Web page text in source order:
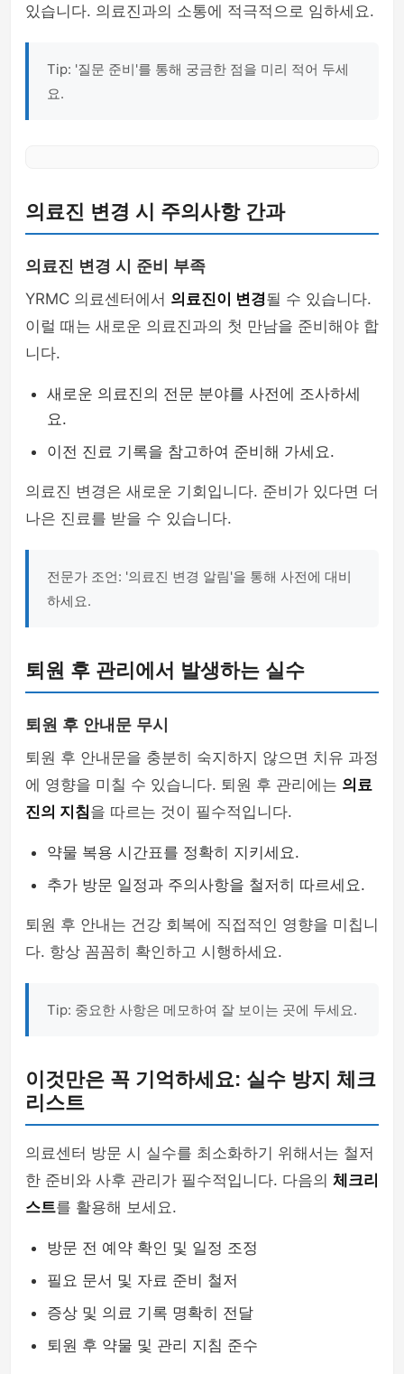
있습니다. 의료진과의 소통에 적극적으로 임하세요.
Tip: '질문 준비'를 통해 궁금한 점을 미리 적어 두세
요.
의료진 변경 시 주의사항 간과
의료진 변경 시 준비 부족
YRMC 의료센터에서 의료진이 변경될 수 있습니다.
이럴 때는 새로운 의료진과의 첫 만남을 준비해야 합
니다.
새로운 의료진의 전문 분야를 사전에 조사하세
요.
이전 진료 기록을 참고하여 준비해 가세요.
의료진 변경은 새로운 기회입니다. 준비가 있다면 더
나은 진료를 받을 수 있습니다.
전문가 조언: '의료진 변경 알림'을 통해 사전에 대비
하세요.
퇴원 후 관리에서 발생하는 실수
퇴원 후 안내문 무시
퇴원 후 안내문을 충분히 숙지하지 않으면 치유 과정
에 영향을 미칠 수 있습니다. 퇴원 후 관리에는 의료
진의 지침을 따르는 것이 필수적입니다.
약물 복용 시간표를 정확히 지키세요.
추가 방문 일정과 주의사항을 철저히 따르세요.
퇴원 후 안내는 건강 회복에 직접적인 영향을 미칩니
다. 항상 꼼꼼히 확인하고 시행하세요.
Tip: 중요한 사항은 메모하여 잘 보이는 곳에 두세요.
이것만은 꼭 기억하세요: 실수 방지 체크
리스트
의료센터 방문 시 실수를 최소화하기 위해서는 철저
한 준비와 사후 관리가 필수적입니다. 다음의 체크리
스트를 활용해 보세요.
방문 전 예약 확인 및 일정 조정
필요 문서 및 자료 준비 철저
증상 및 의료 기록 명확히 전달
퇴원 후 약물 및 관리 지침 준수